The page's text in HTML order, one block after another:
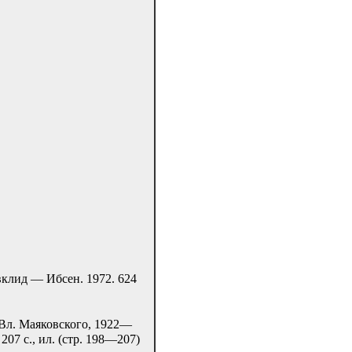
— Ибсен. 1972. 624
Маяковского, 1922—
с., ил. (стр. 198—207)